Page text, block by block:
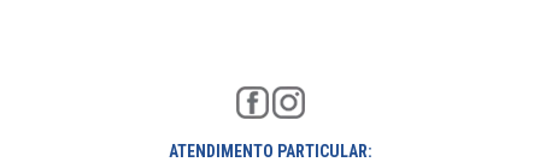
ATENDIMENTO PARTICULAR: